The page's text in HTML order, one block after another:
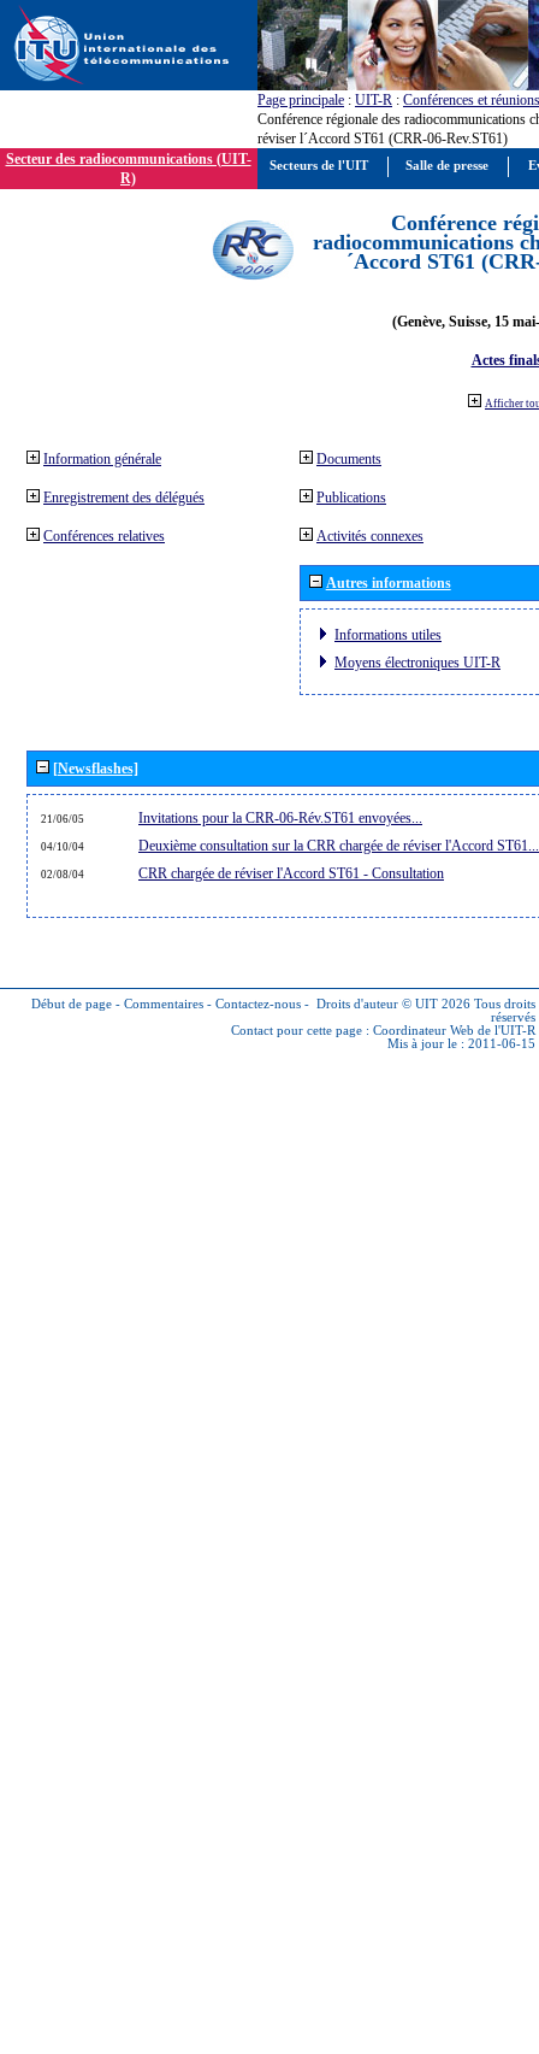
Page principale : UIT-R : Conférences et réunions
Conférence régionale des radiocommunications
réviser l´Accord ST61 (CRR-06-Rev.ST61)
Secteur des radiocommunications (UIT-
R)
Conférence
radiocommunications
´Accord ST61
(Genève, Suisse, 15
Actes
Afficher
Information générale
Enregistrement des délégués
Conférences relatives
Documents
Publications
Activités connexes
Autres informations
Informations utiles
Moyens électroniques UIT-R
[Newsflashes]
21/06/05 Invitations pour la CRR-06-Rév.ST61 envoyées...
04/10/04 Deuxième consultation sur la CRR chargée de réviser l'Accord ST61...
02/08/04 CRR chargée de réviser l'Accord ST61 - Consultation
Début de page - Commentaires - Contactez-nous - Droits d'auteur © UIT 2026 Tous droits
réservés
Contact pour cette page : Coordinateur Web de l'UIT-R
Mis à jour le : 2011-06-15
Secteurs de l'UIT Salle de presse